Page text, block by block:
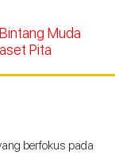
Muda
Pita
berfokus pada